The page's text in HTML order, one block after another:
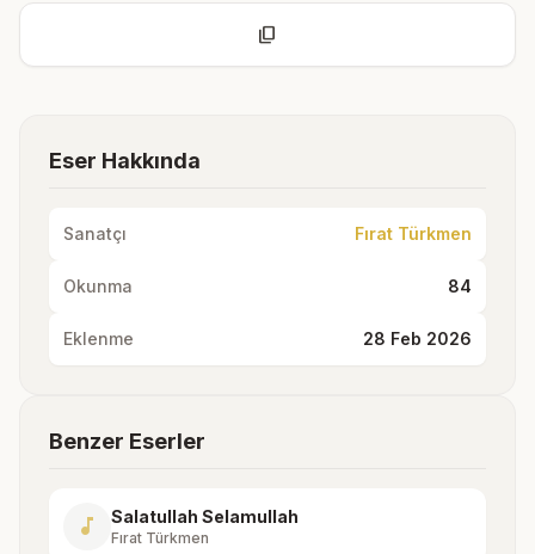
content_copy
Eser Hakkında
Sanatçı Fırat Türkmen
Okunma 84
Eklenme 28 Feb 2026
Benzer Eserler
music_note Salatullah Selamullah
Fırat Türkmen